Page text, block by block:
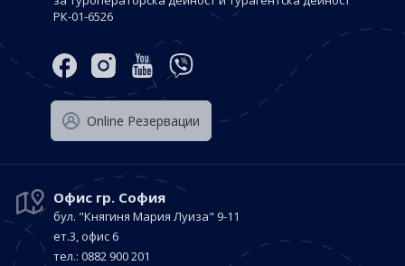
РК-01-6526
Оnline Резервации
Офис гр. София
бул. "Княгиня Мария Луиза" 9-11
ет.3, офис 6
тел.: 0882 900 201